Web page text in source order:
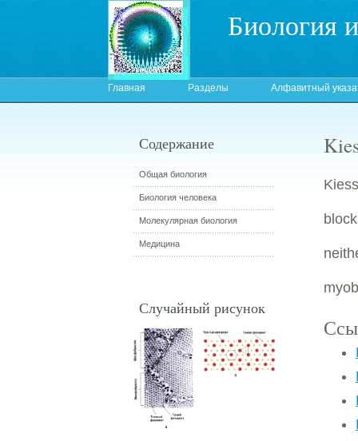
Биология
Главная Разделы Алфавитный
Содержание
Общая биология
Биология человека
Молекулярная биология
Медицина
Случайный рисунок